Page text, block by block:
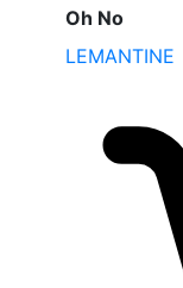
Oh No
LEMANTINE